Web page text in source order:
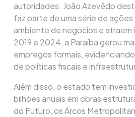
autoridades. João Azevêdo
faz parte de uma série de
ambiente de negócios e atraem
2019 e 2024, a Paraíba gerou
empregos formais,
de políticas fiscais e
Além disso, o estado tem
bilhões anuais em obras
do Futuro, os Arcos